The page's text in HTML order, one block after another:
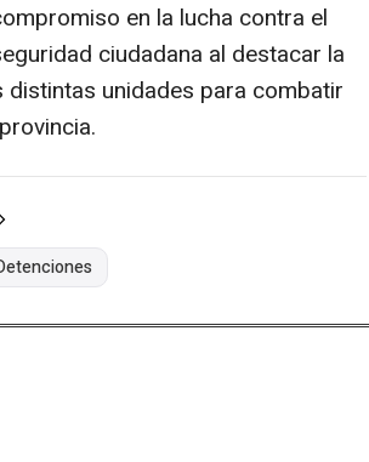
en la lucha contra el
ciudadana al destacar la
unidades para combatir